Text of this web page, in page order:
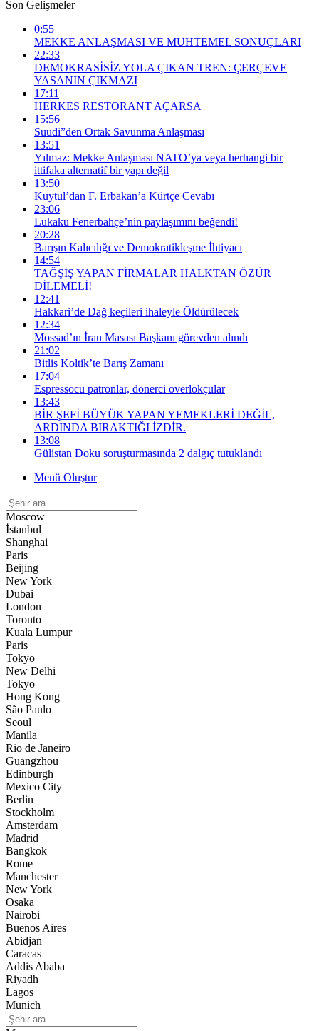
Son Gelişmeler
0:55
MEKKE ANLAŞMASI VE MUHTEMEL SONUÇLARI
22:33
DEMOKRASİSİZ YOLA ÇIKAN TREN: ÇERÇEVE
YASANIN ÇIKMAZI
17:11
HERKES RESTORANT AÇARSA
15:56
Suudi”den Ortak Savunma Anlaşması
13:51
Yılmaz: Mekke Anlaşması NATO’ya veya herhangi bir
ittifaka alternatif bir yapı değil
13:50
Kuytul’dan F. Erbakan’a Kürtçe Cevabı
23:06
Lukaku Fenerbahçe’nin paylaşımını beğendi!
20:28
Barışın Kalıcılığı ve Demokratikleşme İhtiyacı
14:54
TAĞŞİŞ YAPAN FİRMALAR HALKTAN ÖZÜR
DİLEMELİ!
12:41
Hakkari’de Dağ keçileri ihaleyle Öldürülecek
12:34
Mossad’ın İran Masası Başkanı görevden alındı
21:02
Bitlis Koltik’te Barış Zamanı
17:04
Espressocu patronlar, dönerci overlokçular
13:43
BİR ŞEFİ BÜYÜK YAPAN YEMEKLERİ DEĞİL,
ARDINDA BIRAKTIĞI İZDİR.
13:08
Gülistan Doku soruşturmasında 2 dalgıç tutuklandı
Menü Oluştur
Moscow
İstanbul
Shanghai
Paris
Beijing
New York
Dubai
London
Toronto
Kuala Lumpur
Paris
Tokyo
New Delhi
Tokyo
Hong Kong
São Paulo
Seoul
Manila
Rio de Janeiro
Guangzhou
Edinburgh
Mexico City
Berlin
Stockholm
Amsterdam
Madrid
Bangkok
Rome
Manchester
New York
Osaka
Nairobi
Buenos Aires
Abidjan
Caracas
Addis Ababa
Riyadh
Lagos
Munich